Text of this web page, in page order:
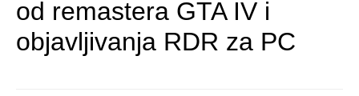
od remastera GTA IV i
objavljivanja RDR za PC